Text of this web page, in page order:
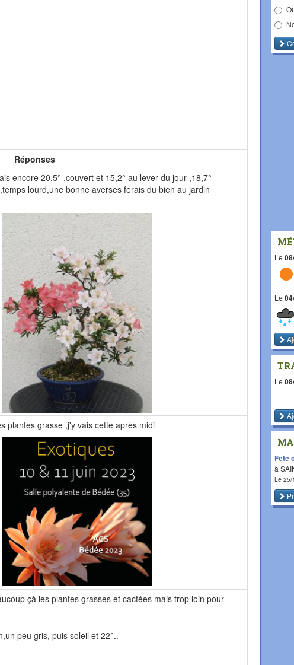
Réponses
encore 20,5° ,couvert et 15,2° au lever du jour ,18,7°
lourd,une bonne averses ferais du bien au jardin
plantes grasse ,j'y vais cette après midi
çà les plantes grasses et cactées mais trop loin pour
peu gris, puis soleil et 22°..
Le
Le
Le
Fête
à
Le 25/